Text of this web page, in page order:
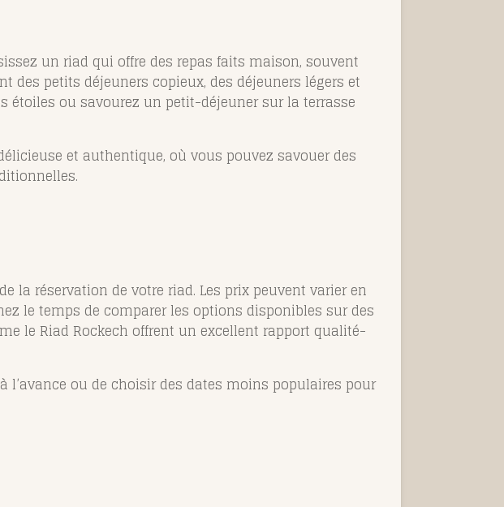
un riad qui offre des repas faits maison, souvent
des petits déjeuners copieux, des déjeuners légers et
étoiles ou savourez un petit-déjeuner sur la terrasse
et authentique, où vous pouvez savouer des
la réservation de votre riad. Les prix peuvent varier en
le temps de comparer les options disponibles sur des
le Riad Rockech offrent un excellent rapport qualité-
l’avance ou de choisir des dates moins populaires pour